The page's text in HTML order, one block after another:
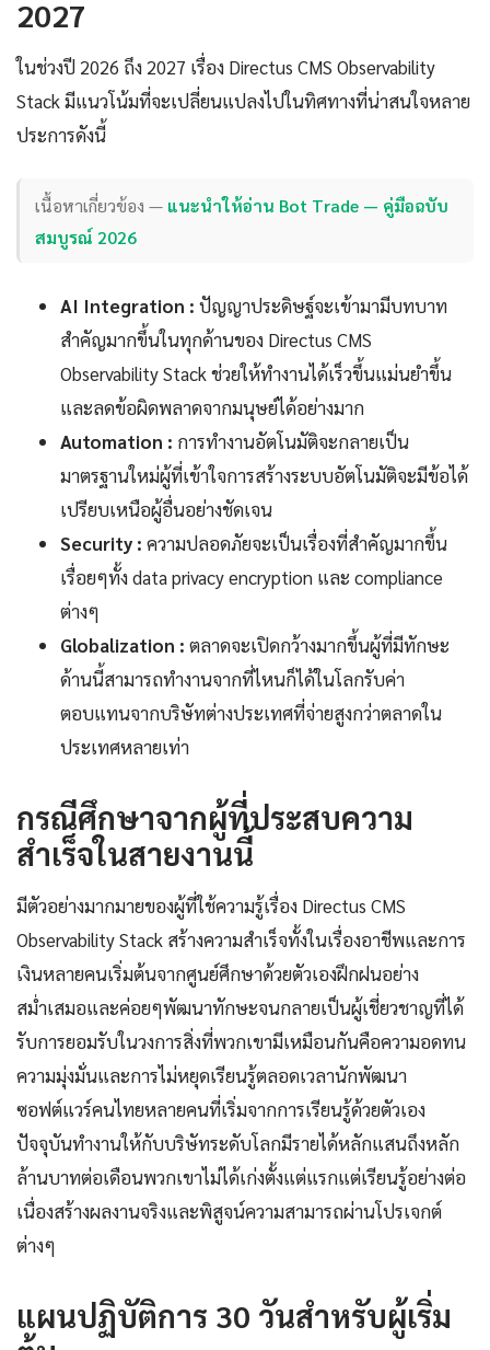
2027
ในช่วงปี 2026 ถึง 2027 เรื่อง Directus CMS Observability
Stack มีแนวโน้มที่จะเปลี่ยนแปลงไปในทิศทางที่น่าสนใจหลาย
ประการดังนี้
เนื้อหาเกี่ยวข้อง — แนะนำให้อ่าน Bot Trade — คู่มือฉบับ
สมบูรณ์ 2026
AI Integration : ปัญญาประดิษฐ์จะเข้ามามีบทบาท
สำคัญมากขึ้นในทุกด้านของ Directus CMS
Observability Stack ช่วยให้ทำงานได้เร็วขึ้นแม่นยำขึ้น
และลดข้อผิดพลาดจากมนุษย์ได้อย่างมาก
Automation : การทำงานอัตโนมัติจะกลายเป็น
มาตรฐานใหม่ผู้ที่เข้าใจการสร้างระบบอัตโนมัติจะมีข้อได้
เปรียบเหนือผู้อื่นอย่างชัดเจน
Security : ความปลอดภัยจะเป็นเรื่องที่สำคัญมากขึ้น
เรื่อยๆทั้ง data privacy encryption และ compliance
ต่างๆ
Globalization : ตลาดจะเปิดกว้างมากขึ้นผู้ที่มีทักษะ
ด้านนี้สามารถทำงานจากที่ไหนก็ได้ในโลกรับค่า
ตอบแทนจากบริษัทต่างประเทศที่จ่ายสูงกว่าตลาดใน
ประเทศหลายเท่า
กรณีศึกษาจากผู้ที่ประสบความ
สำเร็จในสายงานนี้
มีตัวอย่างมากมายของผู้ที่ใช้ความรู้เรื่อง Directus CMS
Observability Stack สร้างความสำเร็จทั้งในเรื่องอาชีพและการ
เงินหลายคนเริ่มต้นจากศูนย์ศึกษาด้วยตัวเองฝึกฝนอย่าง
สม่ำเสมอและค่อยๆพัฒนาทักษะจนกลายเป็นผู้เชี่ยวชาญที่ได้
รับการยอมรับในวงการสิ่งที่พวกเขามีเหมือนกันคือความอดทน
ความมุ่งมั่นและการไม่หยุดเรียนรู้ตลอดเวลานักพัฒนา
ซอฟต์แวร์คนไทยหลายคนที่เริ่มจากการเรียนรู้ด้วยตัวเอง
ปัจจุบันทำงานให้กับบริษัทระดับโลกมีรายได้หลักแสนถึงหลัก
ล้านบาทต่อเดือนพวกเขาไม่ได้เก่งตั้งแต่แรกแต่เรียนรู้อย่างต่อ
เนื่องสร้างผลงานจริงและพิสูจน์ความสามารถผ่านโปรเจกต์
ต่างๆ
แผนปฏิบัติการ 30 วันสำหรับผู้เริ่ม